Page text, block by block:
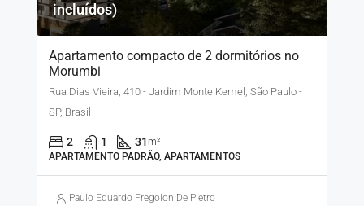
incluídos)
Apartamento compacto de 2 dormitórios no
Morumbi
Rua Dias Vieira, 410 - Jardim Monte Kemel, São Paulo -
SP, Brasil
2 1 31m²
APARTAMENTO PADRÃO, APARTAMENTOS
Paulo Eduardo Fregolon De Pietro